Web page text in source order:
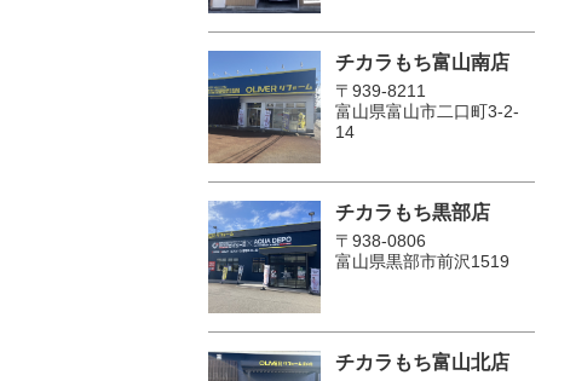
チカラもち富山南店
〒939-8211
富山県富山市二口町3-2-
14
チカラもち黒部店
〒938-0806
富山県黒部市前沢1519
チカラもち富山北店